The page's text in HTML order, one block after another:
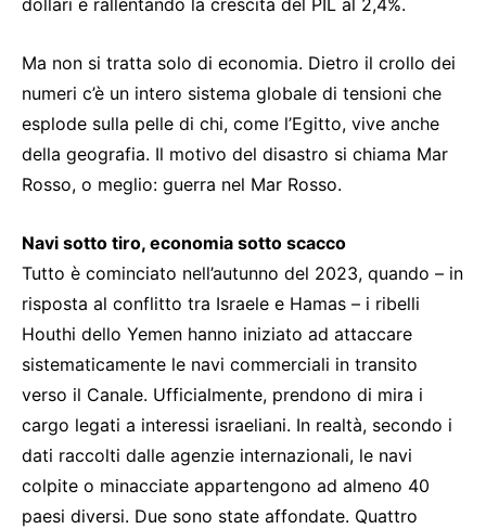
dollari e rallentando la crescita del PIL al 2,4%.
Ma non si tratta solo di economia. Dietro il crollo dei
numeri c’è un intero sistema globale di tensioni che
esplode sulla pelle di chi, come l’Egitto, vive anche
della geografia. Il motivo del disastro si chiama Mar
Rosso, o meglio: guerra nel Mar Rosso.
Navi sotto tiro, economia sotto scacco
Tutto è cominciato nell’autunno del 2023, quando – in
risposta al conflitto tra Israele e Hamas – i ribelli
Houthi dello Yemen hanno iniziato ad attaccare
sistematicamente le navi commerciali in transito
verso il Canale. Ufficialmente, prendono di mira i
cargo legati a interessi israeliani. In realtà, secondo i
dati raccolti dalle agenzie internazionali, le navi
colpite o minacciate appartengono ad almeno 40
paesi diversi. Due sono state affondate. Quattro